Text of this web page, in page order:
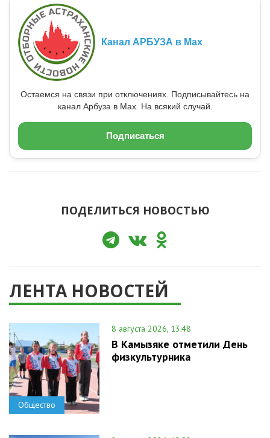
Канал АРБУЗА в Max
Остаемся на связи при отключениях. Подписывайтесь на
канал Арбуза в Max. На всякий случай.
Подписаться
ПОДЕЛИТЬСЯ НОВОСТЬЮ
ЛЕНТА НОВОСТЕЙ
Общество
8 августа 2026, 13:48
В Камызяке отметили День
физкультурника